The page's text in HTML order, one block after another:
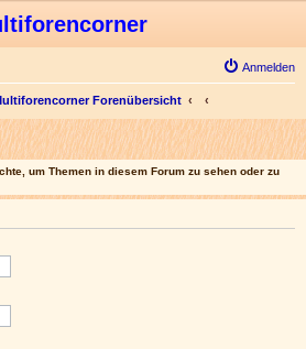
Anmelden
Forenübersicht
um Themen in diesem Forum zu sehen oder zu